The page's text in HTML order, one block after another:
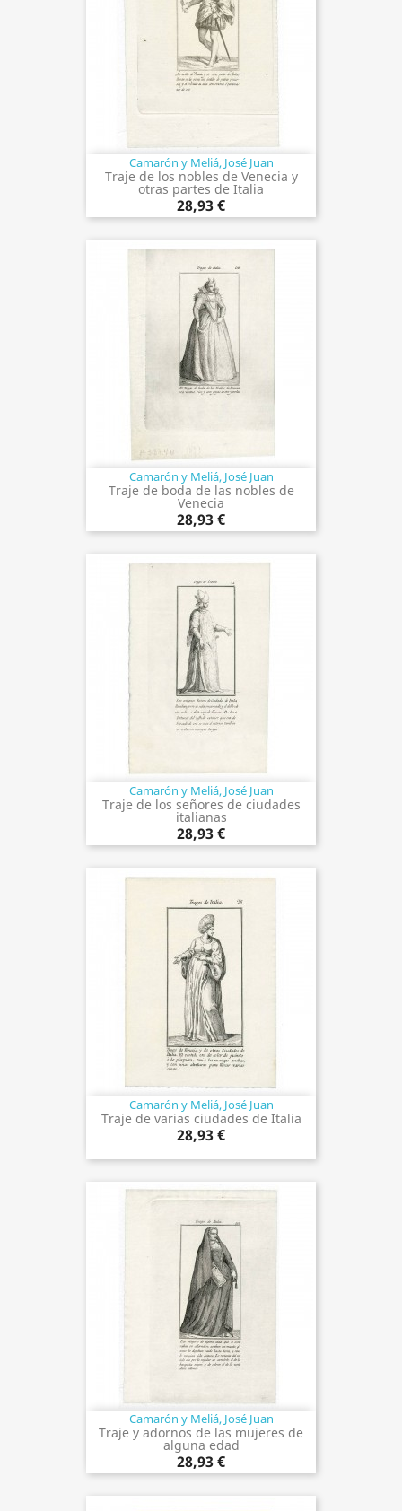
Camarón y Meliá, José Juan
Traje de los nobles de Venecia y
otras partes de Italia
28,93 €
Camarón y Meliá, José Juan
Traje de boda de las nobles de
Venecia
28,93 €
Camarón y Meliá, José Juan
Traje de los señores de ciudades
italianas
28,93 €
Camarón y Meliá, José Juan
Traje de varias ciudades de Italia
28,93 €
Camarón y Meliá, José Juan
Traje y adornos de las mujeres de
alguna edad
28,93 €